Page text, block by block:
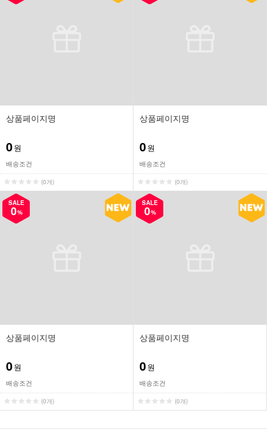
상품페이지명
0원
배송조건
(0개)
상품페이지명
0원
배송조건
(0개)
SALE
0%
상품페이지명
0원
배송조건
(0개)
SALE
0%
상품페이지명
0원
배송조건
(0개)